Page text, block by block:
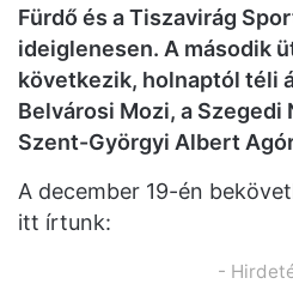
Fürdő és a Tiszavirág
ideiglenesen. A második
következik, holnaptól téli
Belvárosi Mozi, a Szegedi
Szent-Györgyi Albert
A december 19-én
itt írtunk:
-